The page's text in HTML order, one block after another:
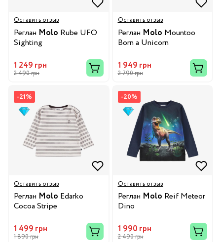
Оставить отзыв
Реглан Molo Rube UFO
Sighting
1 249 грн
2 490 грн
Оставить отзыв
Реглан Molo Mountoo
Born a Unicorn
1 949 грн
2 790 грн
-21%
Оставить отзыв
Реглан Molo Edarko
Cocoa Stripe
1 499 грн
1 890 грн
-20%
Оставить отзыв
Реглан Molo Reif Meteor
Dino
1 990 грн
2 490 грн